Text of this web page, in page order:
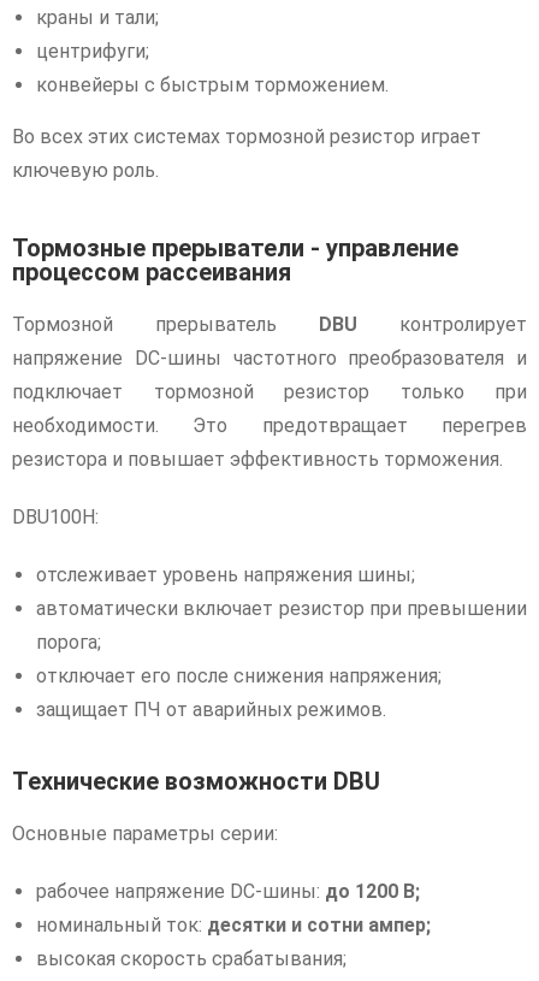
краны и тали;
центрифуги;
конвейеры с быстрым торможением.
Во всех этих системах тормозной резистор играет
ключевую роль.
Тормозные прерыватели - управление
процессом рассеивания
Тормозной прерыватель DBU контролирует
напряжение DC-шины частотного преобразователя и
подключает тормозной резистор только при
необходимости. Это предотвращает перегрев
резистора и повышает эффективность торможения.
DBU100H:
отслеживает уровень напряжения шины;
автоматически включает резистор при превышении
порога;
отключает его после снижения напряжения;
защищает ПЧ от аварийных режимов.
Технические возможности DBU
Основные параметры серии:
рабочее напряжение DC-шины: до 1200 В;
номинальный ток: десятки и сотни ампер;
высокая скорость срабатывания;